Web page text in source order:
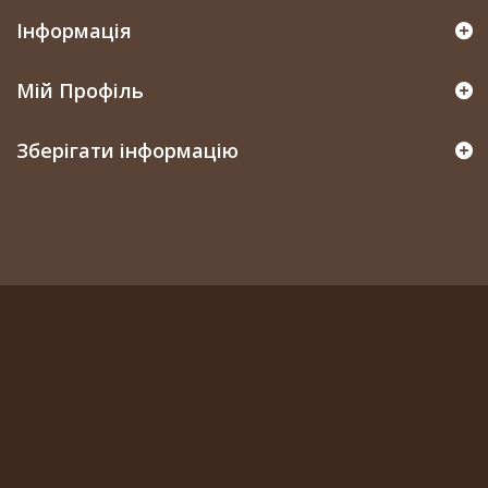
Інформація
Мій Профіль
Зберігати інформацію